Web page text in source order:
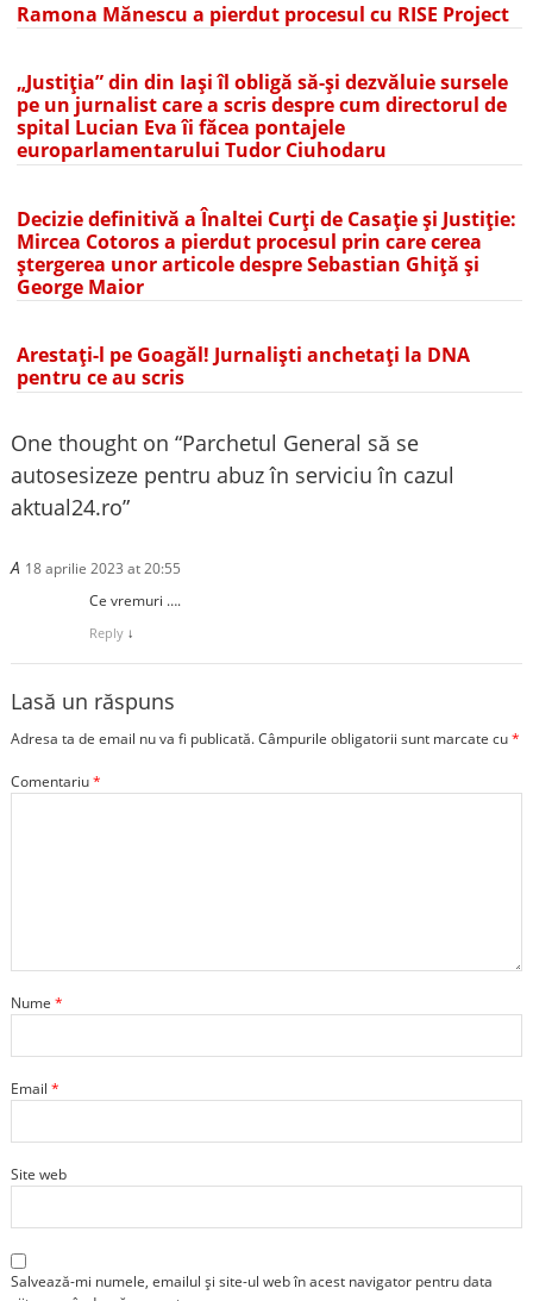
Ramona Mănescu a pierdut procesul cu RISE Project
„Justiția” din din Iași îl obligă să-și dezvăluie sursele
pe un jurnalist care a scris despre cum directorul de
spital Lucian Eva îi făcea pontajele
europarlamentarului Tudor Ciuhodaru
Decizie definitivă a Înaltei Curți de Casație și Justiție:
Mircea Cotoros a pierdut procesul prin care cerea
ștergerea unor articole despre Sebastian Ghiță și
George Maior
Arestați-l pe Goagăl! Jurnaliști anchetați la DNA
pentru ce au scris
One thought on “Parchetul General să se
autosesizeze pentru abuz în serviciu în cazul
aktual24.ro”
A 18 aprilie 2023 at 20:55
Ce vremuri ….
Reply ↓
Lasă un răspuns
Adresa ta de email nu va fi publicată.Câmpurile obligatorii sunt marcate cu*
Comentariu*
Nume *
Email *
Site web
Salvează-mi numele, emailul și site-ul web în acest navigator pentru data